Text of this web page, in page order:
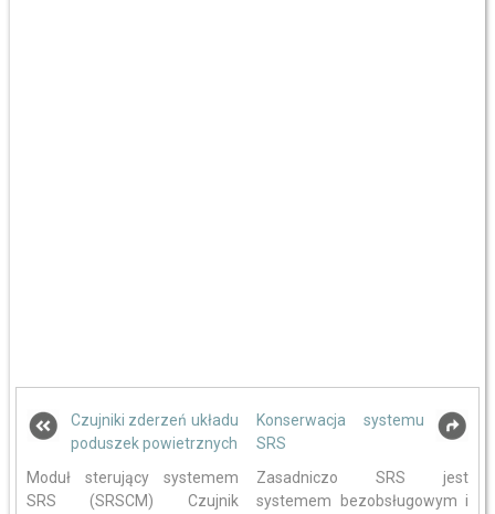
Czujniki zderzeń układu
poduszek powietrznych
Moduł sterujący systemem
SRS (SRSCM) Czujnik
Konserwacja systemu
SRS
Zasadniczo SRS jest
systemem bezobsługowym i